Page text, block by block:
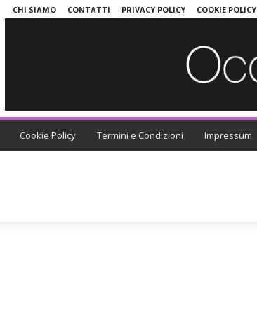
CHI SIAMO CONTATTI PRIVACY POLICY COOKIE POLICY
Cookie Policy Termini e Condizioni Impressum